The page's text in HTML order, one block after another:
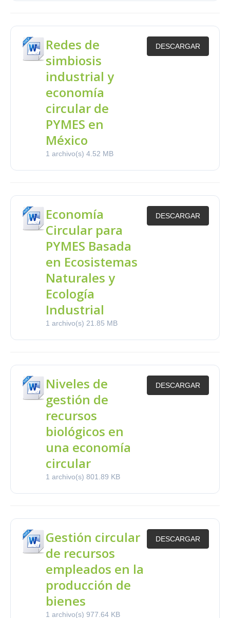
Redes de
simbiosis
industrial y
economía
circular de
PYMES en
México
1 archivo(s) 4.52 MB
DESCARGAR
Economía
Circular para
PYMES Basada
en Ecosistemas
Naturales y
Ecología
Industrial
1 archivo(s) 21.85 MB
DESCARGAR
Niveles de
gestión de
recursos
biológicos en
una economía
circular
1 archivo(s) 801.89 KB
DESCARGAR
Gestión circular
de recursos
empleados en la
producción de
bienes
1 archivo(s) 977.64 KB
DESCARGAR